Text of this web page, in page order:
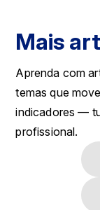
Mais
Aprenda com
temas que
indicadores —
profissional.